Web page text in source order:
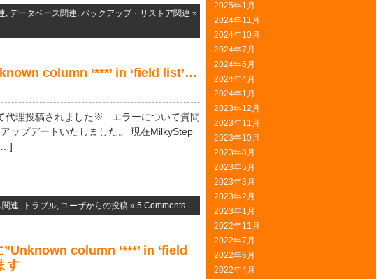
, データベース関連, バックアップ・リストア関連 »
column ‘***’ in ‘field list’…
代理投稿されました※ エラーについて質問
ップデートいたしました。 現在MilkyStep
連, トラブル, ユーザからの投稿 » 5 Comments
column ‘***’ in ‘field
す
2025年1月
2024年11月
2024年10月
2024年7月
2024年6月
2024年4月
2024年1月
2023年12月
2023年11月
2023年10月
2023年8月
2023年5月
2023年3月
2023年2月
2023年1月
2022年11月
2022年7月
2022年6月
2022年4月